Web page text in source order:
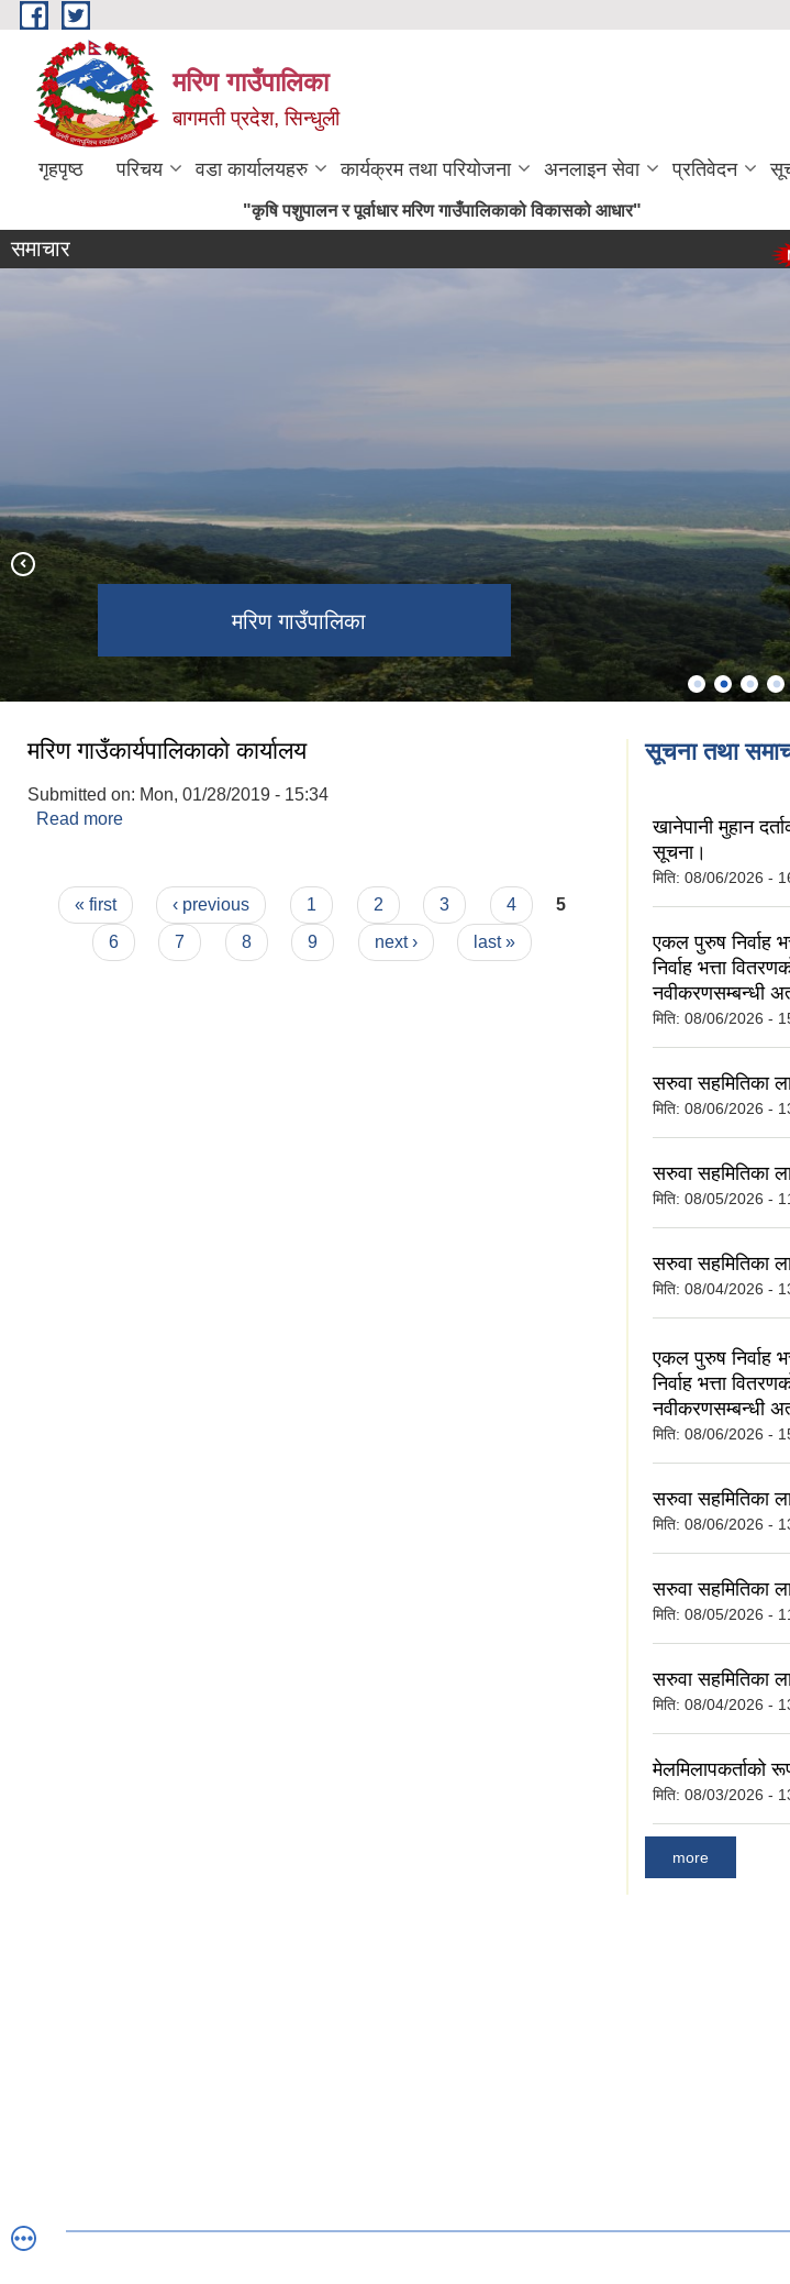
Skip to main content
मरिण गाउँपालिका
बागमती प्रदेश, सिन्धुली
गृहपृष्ठ परिचय वडा कार्यालयहरु कार्यक्रम तथा परियोजना अनलाइन सेवा प्रतिवेदन
"कृषि पशुपालन र पूर्वाधार मरिण गाउँपालिकाको विकासको आधार"
समाचार
पञ्चकन्या पोखरी
मरिण गाउँपालिका
मरिण गाउँपालिका प्रशासकीय भवन
वडा नं. ५ स्थित ऐतिहासिक पन्चकन्या पोखरी
मरिण गाउँकार्यपालिकाकाे कार्यालय
Submitted on: Mon, 01/28/2019 - 15:34
Read more
Pages
« first ‹ previous 1 2 3 4
5
6
7 8 9 next › last »
सूचना तथा
खानेपानी मुहान
सूचना।
मिति: 08/06/2026 -
एकल पुरुष निर्वाह
निर्वाह भत्ता
नवीकरणसम्बन्धी
मिति: 08/06/2026 -
सरुवा सहमितिका
मिति: 08/06/2026 -
सरुवा सहमितिका
मिति: 08/05/2026 -
सरुवा सहमितिका
मिति: 08/04/2026 -
एकल पुरुष निर्वाह
निर्वाह भत्ता
नवीकरणसम्बन्धी
मिति: 08/06/2026 -
सरुवा सहमितिका
मिति: 08/06/2026 -
सरुवा सहमितिका
मिति: 08/05/2026 -
सरुवा सहमितिका
मिति: 08/04/2026 -
मेलमिलापकर्ताको
मिति: 08/03/2026 -
more